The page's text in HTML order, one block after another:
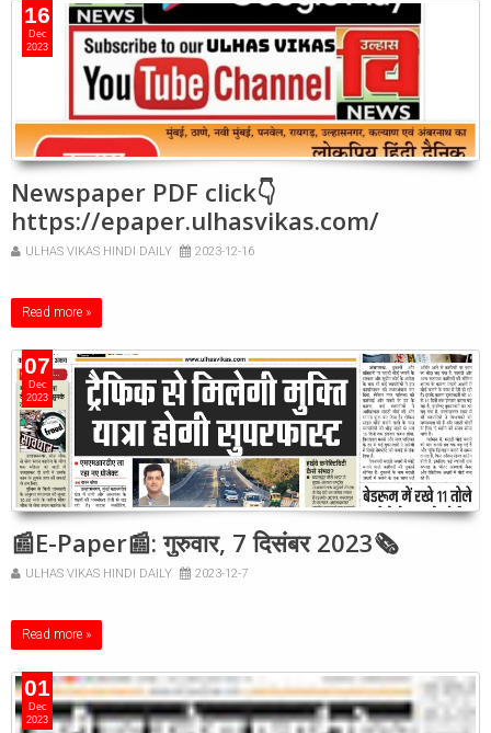
16
Dec
2023
Newspaper PDF click👇
https://epaper.ulhasvikas.com/
ULHAS VIKAS HINDI DAILY 2023-12-16
Read more »
07
Dec
2023
📰E-Paper📰: गुरुवार, 7 दिसंबर 2023🗞
ULHAS VIKAS HINDI DAILY 2023-12-7
Read more »
01
Dec
2023